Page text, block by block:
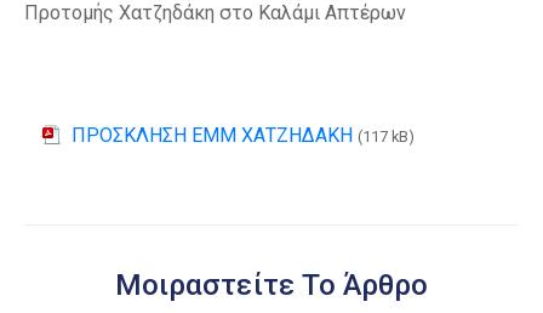
Προτομής Χατζηδάκη στο Καλάμι Απτέρων
ΠΡΟΣΚΛΗΣΗ ΕΜΜ ΧΑΤΖΗΔΑΚΗ (117 kB)
Μοιραστείτε Το Άρθρο